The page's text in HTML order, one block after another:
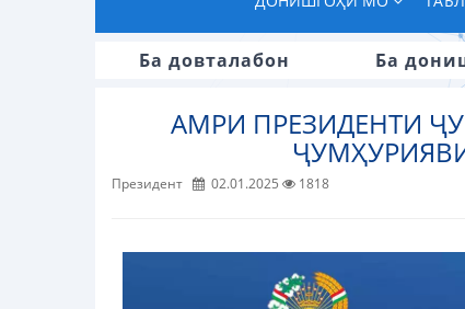
Ба довталабон Ба
АМРИ ПРЕЗИДЕНТИ
Президент 02.01.2025 1818